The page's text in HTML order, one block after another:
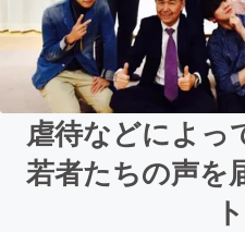
虐待などによっ
若者たちの声を